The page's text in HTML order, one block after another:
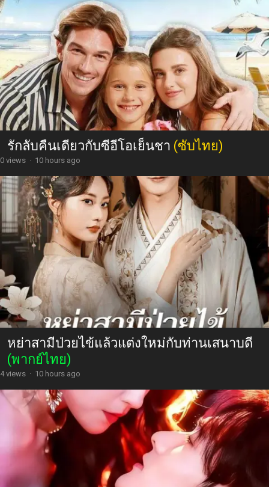
รักลับคืนเดียวกับซีอีโอเย็นชา (ซับไทย)
0 views · 10 hours ago
หย่าสามีป่วยไข้แล้วแต่งใหม่กับท่านเสนาบดี
(พากย์ไทย)
4 views · 10 hours ago